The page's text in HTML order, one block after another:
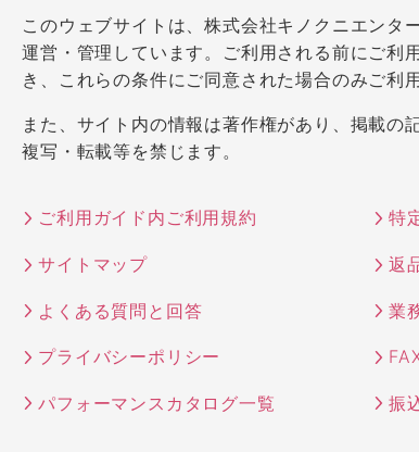
このウェブサイトは、株式会社キノクニエンタ
運営・管理しています。ご利用される前にご利
き、これらの条件にご同意された場合のみご利
また、サイト内の情報は著作権があり、掲載の
複写・転載等を禁じます。
ご利用ガイド内ご利用規約 特
サイトマップ 返
よくある質問と回答 業
プライバシーポリシー
パフォーマンスカタログ一覧 振